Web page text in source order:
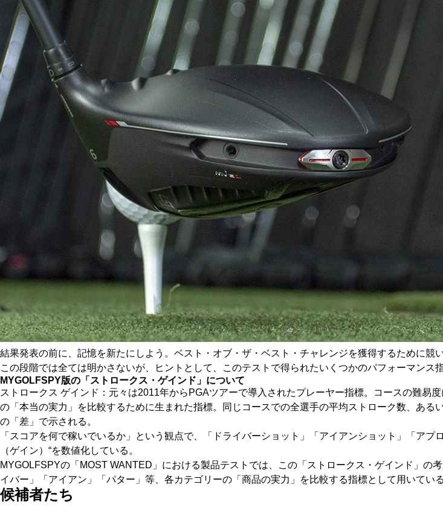
結果発表の前に、記憶を新たにしよう。ベスト・オブ・ザ・ベスト・チャレンジを獲得するために競
この段階では全ては明かさないが、ヒントとして、このテストで得られたいくつかのパフォーマンス
MYGOLFSPY版の「ストロークス・ゲインド」について
ストロークス ゲインド：元々は2011年からPGAツアーで導入されたプレーヤー指標。コースの難易
の「本当の実力」を比較するために生まれた指標。同じコースでの全選手の平均ストローク数、あ
の「差」で示される。
「スコアを何で稼いでいるか」という観点で、「ドライバーショット」「アイアンショット」「ア
（ゲイン）“を数値化している。
MYGOLFSPYの「MOST WANTED」における製品テストでは、この「ストロークス・ゲインド」の
イバー」「アイアン」「パター」等、各カテゴリーの「商品の実力」を比較する指標として用いている
候補者たち